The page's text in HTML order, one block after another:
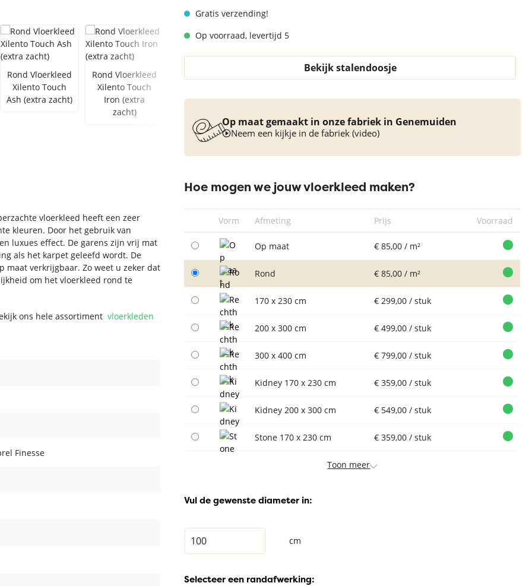
Vloerkleed turquoise
Gratis verzending!
Op voorraad, levertijd 5
Bekijk stalendoosje
Op maat gemaakt in onze fabriek in Genemuiden
Neem een kijkje in de fabriek (video)
Hoe mogen we jouw vloerkleed maken?
Vorm Afmeting Prijs Voorraad
Op maat € 85,00 / m²
Rond € 85,00 / m²
170 x 230 cm € 299,00 / stuk
200 x 300 cm € 499,00 / stuk
300 x 400 cm € 799,00 / stuk
Kidney 170 x 230 cm € 359,00 / stuk
Kidney 200 x 300 cm € 549,00 / stuk
Stone 170 x 230 cm € 359,00 / stuk
Toon meer
Vul de gewenste diameter in:
cm
Selecteer een randafwerking:
Rond Vloerkleed
Xilento Touch
Ash (extra zacht)
Rond Vloerkleed
Xilento Touch
Iron (extra
zacht)
Xilento Touch
(extra zacht)
Xilento Touch
zacht)
Xilento Touch
zacht)
Jack Black (extra
vloerkleed heeft een zeer
kleuren. Door het gebruik van
luxues effect. De garens zijn vrij mat
als het karpet geleefd wordt. De
maat verkrijgbaar. Zo weet u zeker dat
om het vloerkleed rond te
ons hele assortimentvloerkleden
Finesse